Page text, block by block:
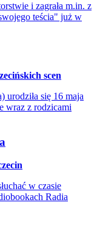
i zagrała m.in. z
teścia" już w
scen
się 16 maja
wraz z rodzicami
w czasie
Radia